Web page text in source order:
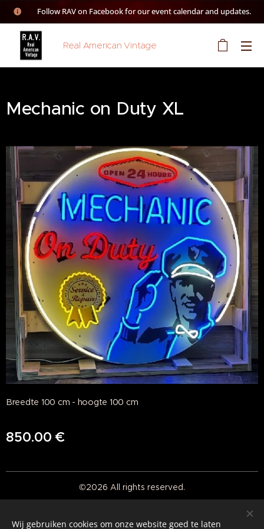
👉 Follow RAV on Facebook for our event calendar and updates.
Real American Vintage
Mechanic on Duty XL
Breedte 100 cm - hoogte 100 cm
850.00 €
©2026 All rights reserved.
Wij gebruiken cookies om onze website goed te laten